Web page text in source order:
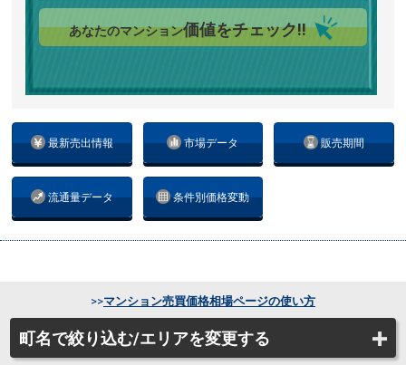
最新売出情報 市場データ 販売期間
流通量データ 条件別価格変動
あなたのマンション価値をチェック!!
町名で絞り込む/エリアを変更する
>>マンション売買価格相場ページの使い方